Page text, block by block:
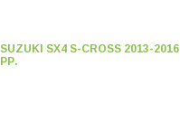
SUZUKI SX4 S-CROSS 2013-2016
РР.